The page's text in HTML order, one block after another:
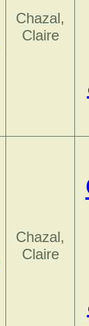
Chazal,
Claire
Chazal,
Claire